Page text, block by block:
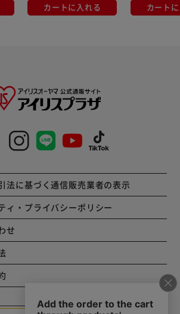
カートに入れる カート
法に基づく通信販売業者の表示
ィ・プライバシーポリシー
せ